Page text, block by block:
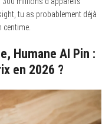
tu as probablement déjà
Humane AI Pin :
en 2026 ?